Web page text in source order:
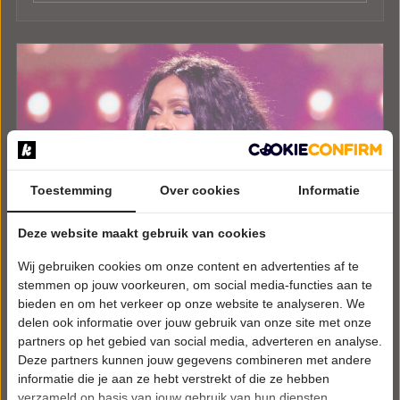
Toestemming Over cookies Informatie
Deze website maakt gebruik van cookies
Wij gebruiken cookies om onze content en advertenties af te
stemmen op jouw voorkeuren, om social media-functies aan te
bieden en om het verkeer op onze website te analyseren. We
delen ook informatie over jouw gebruik van onze site met onze
partners op het gebied van social media, adverteren en analyse.
Deze partners kunnen jouw gegevens combineren met andere
informatie die je aan ze hebt verstrekt of die ze hebben
verzameld op basis van jouw gebruik van hun diensten.